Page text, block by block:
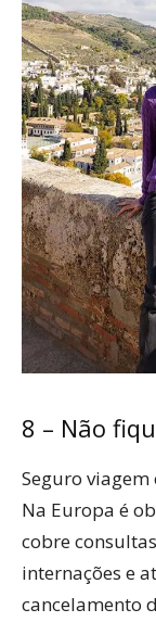
8 – Não
Seguro
Na Europa é
cobre
internações e
cancelamento